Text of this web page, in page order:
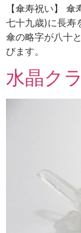
【傘寿祝い】
七十九歳)に長寿
傘の略字が八十
びます。
水晶ク